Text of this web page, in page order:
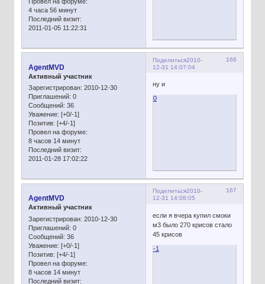
4 часа 56 минут
Последний визит:
2011-01-05 11:22:31
Поделиться 166
2010-
12-31 14:07:04
AgentMVD
Активный участник
Зарегистрирован: 2010-12-30
Приглашений: 0
Сообщений: 36
Уважение: [+0/-1]
Позитив: [+4/-1]
Провел на форуме:
8 часов 14 минут
Последний визит:
2011-01-28 17:02:22
ну и
0
Поделиться 167
2010-
12-31 14:08:05
AgentMVD
Активный участник
Зарегистрирован: 2010-12-30
Приглашений: 0
Сообщений: 36
Уважение: [+0/-1]
Позитив: [+4/-1]
Провел на форуме:
8 часов 14 минут
Последний визит:
если я вчера купил смоки
м3 было 270 крисов стало
45 крисов
-1